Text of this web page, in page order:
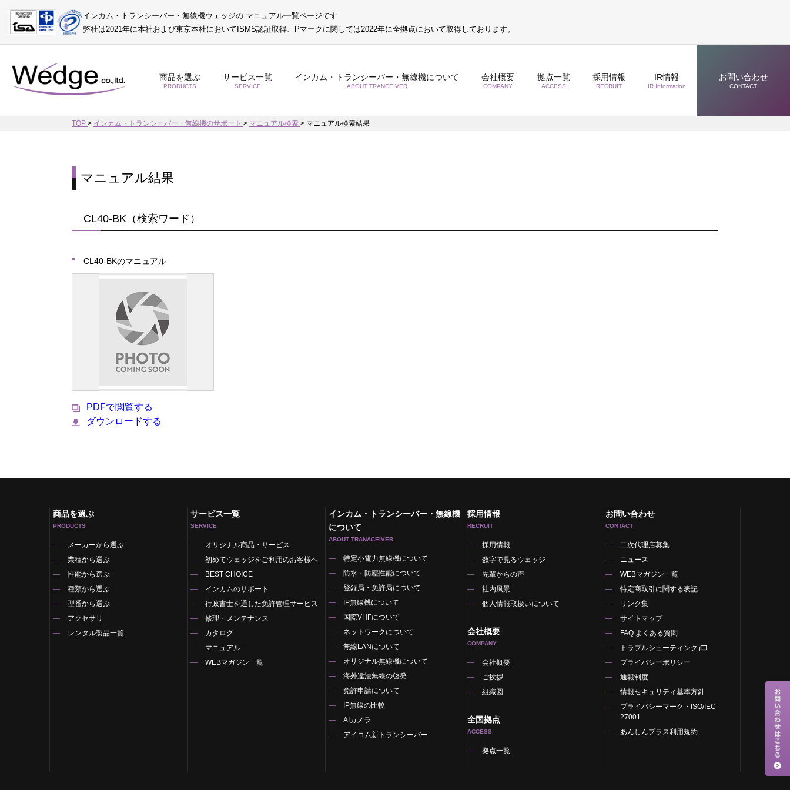
インカム・トランシーバー・無線機ウェッジの マニュアル一覧ページです
弊社は2021年に本社および東京本社においてISMS認証取得、Pマークに関しては2022年に全拠点において取得しております。
商品を選ぶ
PRODUCTS
サービス一覧
SERVICE
インカム・トランシーバー・無線機について
ABOUT TRANCEIVER
会社概要
COMPANY
拠点一覧
ACCESS
採用情報
RECRUIT
IR情報
IR Information
お問い合わせ
CONTACT
TOP > インカム・トランシーバー・無線機のサポート > マニュアル検索 > マニュアル検索結果
マニュアル結果
CL40-BK（検索ワード）
CL40-BKのマニュアル
PDFで閲覧する
ダウンロードする
商品を選ぶ
PRODUCTS
メーカーから選ぶ
業種から選ぶ
性能から選ぶ
種類から選ぶ
型番から選ぶ
アクセサリ
レンタル製品一覧
サービス一覧
SERVICE
オリジナル商品・サービス
初めてウェッジをご利用のお客様へ
BEST CHOICE
インカムのサポート
行政書士を通した免許管理サービス
修理・メンテナンス
カタログ
マニュアル
WEBマガジン一覧
インカム・トランシーバー・無線機
について
ABOUT TRANACEIVER
特定小電力無線機について
防水・防塵性能について
登録局・免許局について
IP無線機について
国際VHFについて
ネットワークについて
無線LANについて
オリジナル無線機について
海外違法無線の啓発
免許申請について
IP無線の比較
AIカメラ
アイコム新トランシーバー
採用情報
RECRUIT
採用情報
数字で見るウェッジ
先輩からの声
社内風景
個人情報取扱いについて
会社概要
COMPANY
会社概要
ご挨拶
組織図
全国拠点
ACCESS
拠点一覧
お問い合わせ
CONTACT
二次代理店募集
ニュース
WEBマガジン一覧
特定商取引に関する表記
リンク集
サイトマップ
FAQ よくある質問
トラブルシューティング
プライバシーポリシー
通報制度
情報セキュリティ基本方針
プライバシーマーク・ISO/IEC
27001
あんしんプラス利用規約